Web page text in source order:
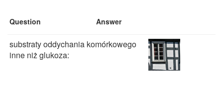
Question Answer
substraty oddychania komórkowego
inne niż glukoza: